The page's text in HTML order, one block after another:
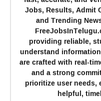
Jobs, Results, Admit
and Trending
providing reliable,
understand
are crafted with real-
and a strong
prioritize user
helpful,